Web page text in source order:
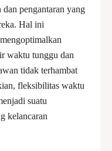
pengantaran yang
Hal ini
waktu tunggu dan
tidak terhambat
fleksibilitas waktu
suatu
kelancaran